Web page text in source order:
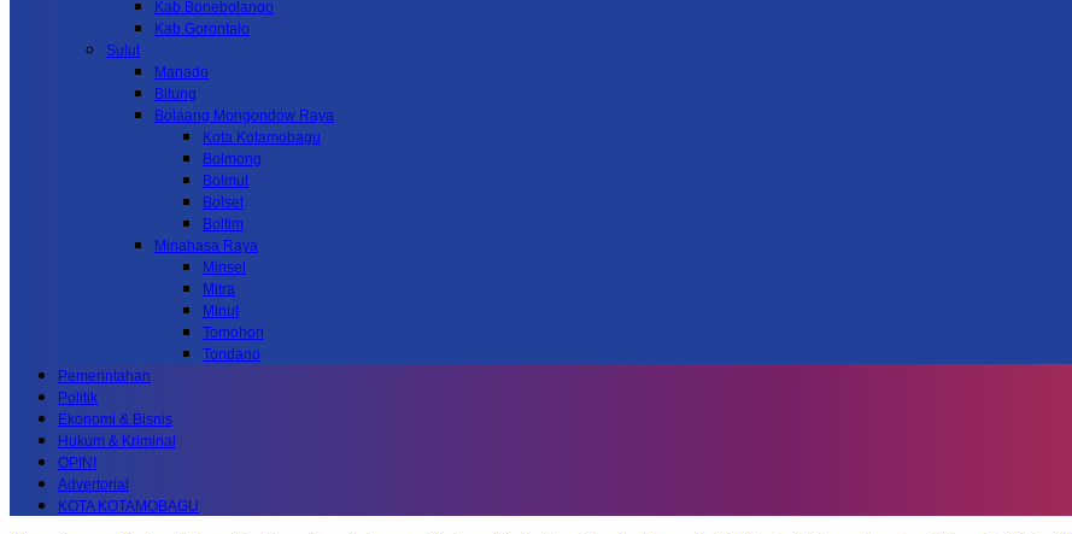
Kab.Bonebolango
Kab.Gorontalo
Sulut
Manado
Bitung
Bolaang Mongondow Raya
Kota Kotamobagu
Bolmong
Bolmut
Bolsel
Boltim
Minahasa Raya
Minsel
Mitra
Minut
Tomohon
Tondano
Pemerintahan
Politik
Ekonomi & Bisnis
Hukum & Kriminal
OPINI
Advertorial
KOTA KOTAMOBAGU